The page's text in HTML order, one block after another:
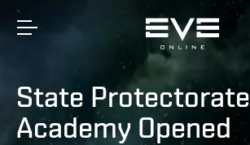
State Protectorate
Academy Opened